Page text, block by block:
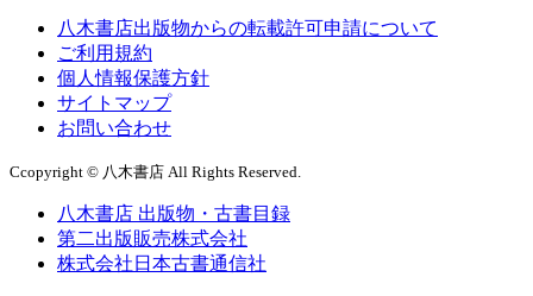
八木書店出版物からの転載許可申請について
ご利用規約
個人情報保護方針
サイトマップ
お問い合わせ
Ccopyright © 八木書店 All Rights Reserved.
八木書店 出版物・古書目録
第二出版販売株式会社
株式会社日本古書通信社